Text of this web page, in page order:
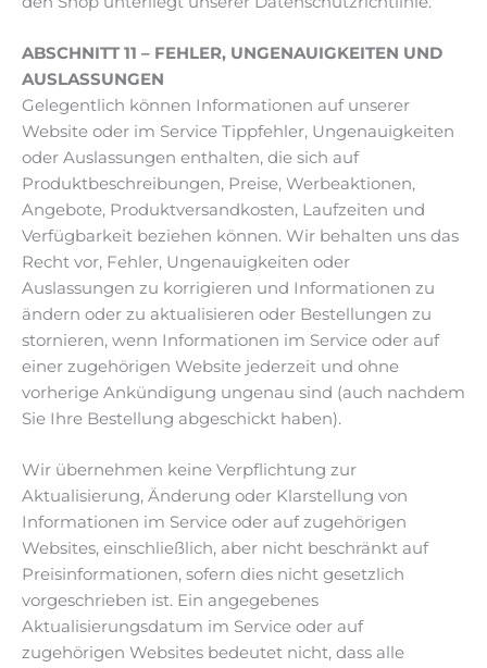
ABSCHNITT 11 – FEHLER, UNGENAUIGKEITEN UND
AUSLASSUNGEN
Gelegentlich können Informationen auf unserer
Website oder im Service Tippfehler, Ungenauigkeiten
oder Auslassungen enthalten, die sich auf
Produktbeschreibungen, Preise, Werbeaktionen,
Angebote, Produktversandkosten, Laufzeiten und
Verfügbarkeit beziehen können. Wir behalten uns das
Recht vor, Fehler, Ungenauigkeiten oder
Auslassungen zu korrigieren und Informationen zu
ändern oder zu aktualisieren oder Bestellungen zu
stornieren, wenn Informationen im Service oder auf
einer zugehörigen Website jederzeit und ohne
vorherige Ankündigung ungenau sind (auch nachdem
Sie Ihre Bestellung abgeschickt haben).
Wir übernehmen keine Verpflichtung zur
Aktualisierung, Änderung oder Klarstellung von
Informationen im Service oder auf zugehörigen
Websites, einschließlich, aber nicht beschränkt auf
Preisinformationen, sofern dies nicht gesetzlich
vorgeschrieben ist. Ein angegebenes
Aktualisierungsdatum im Service oder auf
zugehörigen Websites bedeutet nicht, dass alle